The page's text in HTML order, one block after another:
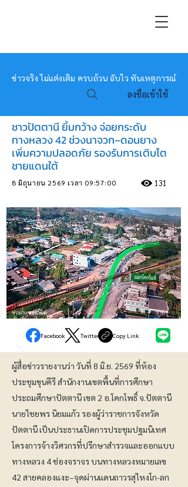
หมอข่าว
ข่าวจริง ไม่แต่งเติม ครบถ้วน ฉับไว ทันเหตุการณ์
ลงชื่อเข้าใช้
ชาวปัตตานี ยิ้มกว้าง​ จ่อยกระดับ
ทางหลวง 42 ช่วงนาจวก–ดอนยาง​
เพิ่มความปลอดภัย รองรับการเติบโต
ชายแดนใต้
8 มิถุนายน 2569 เวลา 09:57:00 131
ข่าวประชาสัมพันธ์
Facebook Twitter Copy Link
ผู้สื่อข่าวรายงานว่า วันที่ 8 มิ.ย. 2569 ที่ห้อง
ประชุมขุนคีรี สำนักงานเขตพื้นที่การศึกษา
ประถมศึกษาปัตตานี เขต 2 อ.โคกโพธิ์ จ.ปัตตานี
นายไชยพร นิยมแก้ว รองผู้ว่าราชการจังหวัด
ปัตตานี เป็นประธานเปิดการประชุมปฐมนิเทศ
โครงการจ้างวิศวกรที่ปรึกษาสำรวจและออกแบบ
ทางหลวง 4 ช่องจราจร บนทางหลวงหมายเลข
42 สายคลองแงะ–จุดผ่านแดนถาวรสุไหงโก-ลก